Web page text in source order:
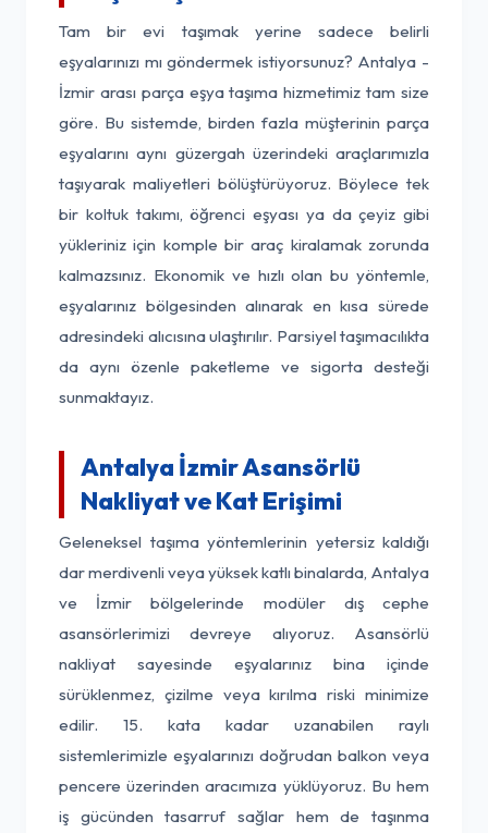
Tam bir evi taşımak yerine sadece belirli
eşyalarınızı mı göndermek istiyorsunuz? Antalya -
İzmir arası parça eşya taşıma hizmetimiz tam size
göre. Bu sistemde, birden fazla müşterinin parça
eşyalarını aynı güzergah üzerindeki araçlarımızla
taşıyarak maliyetleri bölüştürüyoruz. Böylece tek
bir koltuk takımı, öğrenci eşyası ya da çeyiz gibi
yükleriniz için komple bir araç kiralamak zorunda
kalmazsınız. Ekonomik ve hızlı olan bu yöntemle,
eşyalarınız bölgesinden alınarak en kısa sürede
adresindeki alıcısına ulaştırılır. Parsiyel taşımacılıkta
da aynı özenle paketleme ve sigorta desteği
sunmaktayız.
Antalya İzmir Asansörlü
Nakliyat ve Kat Erişimi
Geleneksel taşıma yöntemlerinin yetersiz kaldığı
dar merdivenli veya yüksek katlı binalarda, Antalya
ve İzmir bölgelerinde modüler dış cephe
asansörlerimizi devreye alıyoruz. Asansörlü
nakliyat sayesinde eşyalarınız bina içinde
sürüklenmez, çizilme veya kırılma riski minimize
edilir. 15. kata kadar uzanabilen raylı
sistemlerimizle eşyalarınızı doğrudan balkon veya
pencere üzerinden aracımıza yüklüyoruz. Bu hem
iş gücünden tasarruf sağlar hem de taşınma